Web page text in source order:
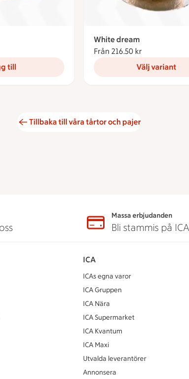
till
White dream
Från 216.50 kr
Välj variant
Tillbaka till våra tårtor och pajer
Massa erbjudanden
Bli stammis på ICA
ICA
ICAs egna varor
ICA Gruppen
ICA Nära
ICA Supermarket
ICA Kvantum
ICA Maxi
Utvalda leverantörer
Annonsera